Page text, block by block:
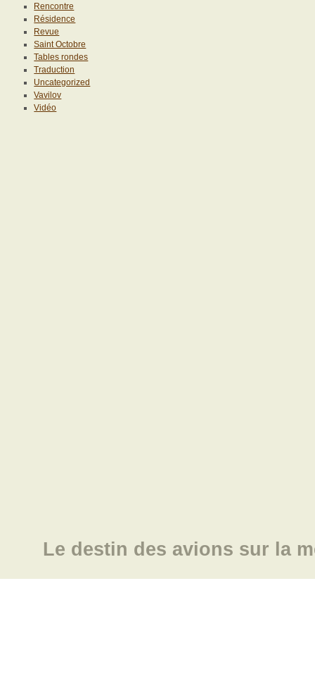
Rencontre
Résidence
Revue
Saint Octobre
Tables rondes
Traduction
Uncategorized
Vavilov
Vidéo
Le destin des avions sur la